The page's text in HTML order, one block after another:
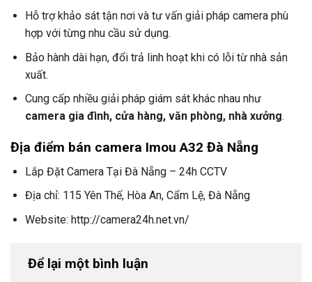
Hỗ trợ khảo sát tận nơi và tư vấn giải pháp camera phù
hợp với từng nhu cầu sử dụng.
Bảo hành dài hạn, đổi trả linh hoạt khi có lỗi từ nhà sản
xuất.
Cung cấp nhiều giải pháp giám sát khác nhau như
camera gia đình, cửa hàng, văn phòng, nhà xưởng.
Địa điểm bán camera Imou A32 Đà Nẵng
Lắp Đặt Camera Tại Đà Nẵng – 24h CCTV
Địa chỉ: 115 Yên Thế, Hòa An, Cẩm Lệ, Đà Nẵng
Website: http://camera24h.net.vn/
Để lại một bình luận